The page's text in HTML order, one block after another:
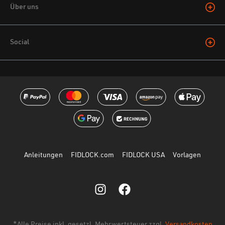
Bewertung mit 5 von 5 Sternen
super - und super gerade
Lieferschwierigkeiten hab ich einiges mit dem
ist alles schön auf Linie und obendrein auch noch
sehr gut an den kannten geschützt!
Hülle kommt vermutlich eh nie
Über uns
Social
Anleitungen FIDLOCK.com FIDLOCK USA Vorlagen